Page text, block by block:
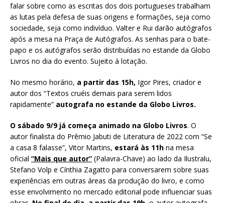
falar sobre como as escritas dos dois portugueses trabalham
as lutas pela defesa de suas origens e formações, seja como
sociedade, seja como indivíduo. Valter e Rui darão autógrafos
após a mesa na Praça de Autógrafos. As senhas para o bate-
papo e os autógrafos serão distribuídas no estande da Globo
Livros no dia do evento. Sujeito à lotação.
No mesmo horário, a partir das 15h, Igor Pires, criador e
autor dos “Textos cruéis demais para serem lidos
rapidamente” autografa no estande da Globo Livros.
O sábado 9/9 já começa animado na Globo Livros. O
autor finalista do Prêmio Jabuti de Literatura de 2022 com “Se
a casa 8 falasse”, Vitor Martins, estará às 11h na mesa
oficial “Mais que autor” (Palavra-Chave) ao lado da Ilustralu,
Stefano Volp e Cínthia Zagatto para conversarem sobre suas
experiências em outras áreas da produção do livro, e como
esse envolvimento no mercado editorial pode influenciar suas